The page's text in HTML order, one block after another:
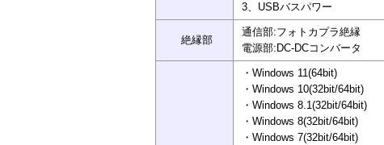
3、USBバスパワー
絶縁部
通信部:フォトカプラ絶縁
電源部:DC-DCコンバータ
・Windows 11(64bit)
・Windows 10(32bit/64bit)
・Windows 8.1(32bit/64bit)
・Windows 8(32bit/64bit)
・Windows 7(32bit/64bit)